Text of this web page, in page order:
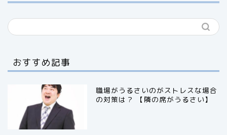
おすすめ記事
職場がうるさいのがストレスな場合
の対策は？ 【隣の席がうるさい】